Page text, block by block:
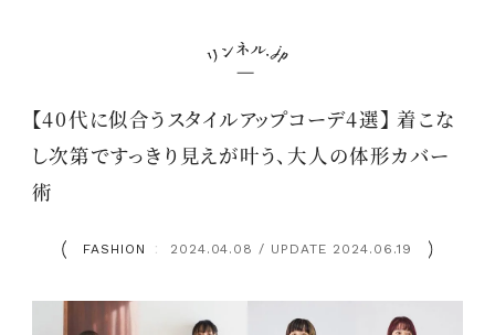
【40代に似合うスタイルアップコーデ4選】 着こな
し次第ですっきり見えが叶う、大人の体形カバー
術
FASHION ： 2024.04.08 / UPDATE 2024.06.19